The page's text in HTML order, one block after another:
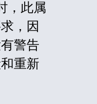
，此属
，因
警告
重新